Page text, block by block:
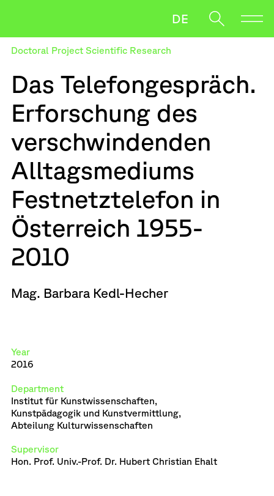
Direction
Research
News
Downloads
Artistic Research PhD
Oft gesucht
Leaking Things
Salzmann
When autocomplete results are available use up and
DE
Doctoral Project Scientific Research
Das Telefongespräch.
Erforschung des
verschwindenden
Alltagsmediums
Festnetztelefon in
Österreich 1955-
2010
Mag. Barbara Kedl-Hecher
Year
2016
Department
Institut für Kunstwissenschaften,
Kunstpädagogik und Kunstvermittlung,
Abteilung Kulturwissenschaften
Supervisor
Hon. Prof. Univ.-Prof. Dr. Hubert Christian Ehalt